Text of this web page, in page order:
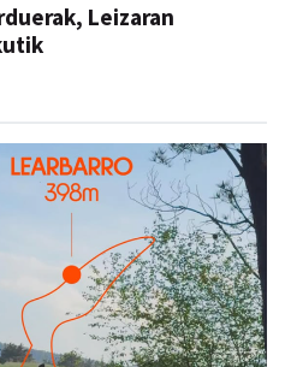
Leizaran